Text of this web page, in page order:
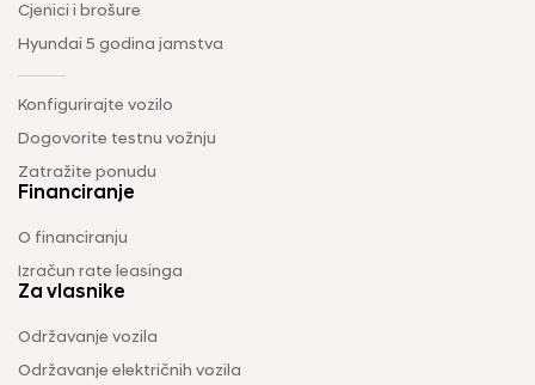
Cjenici i brošure
Hyundai 5 godina jamstva
Konfigurirajte vozilo
Dogovorite testnu vožnju
Zatražite ponudu
Financiranje
O financiranju
Izračun rate leasinga
Za vlasnike
Održavanje vozila
Održavanje električnih vozila